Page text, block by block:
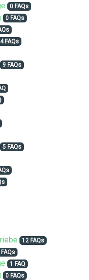
0 FAQs
0 FAQs
4 FAQs
9 FAQs
5 FAQs
12 FAQs
FAQs
1 FAQ
0 FAQs